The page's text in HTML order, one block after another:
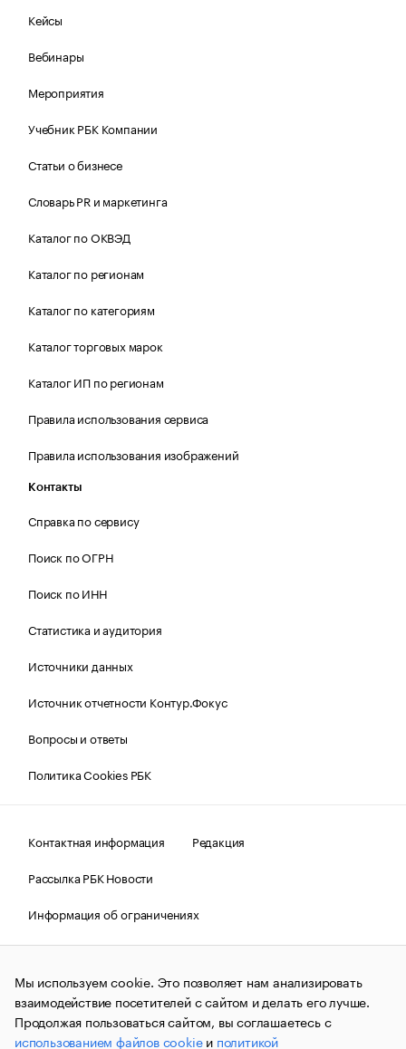
Кейсы
Вебинары
Мероприятия
Учебник РБК Компании
Статьи о бизнесе
Словарь PR и маркетинга
Каталог по ОКВЭД
Каталог по регионам
Каталог по категориям
Каталог торговых марок
Каталог ИП по регионам
Правила использования сервиса
Правила использования изображений
Контакты
Справка по сервису
Поиск по ОГРН
Поиск по ИНН
Статистика и аудитория
Источники данных
Источник отчетности Контур.Фокус
Вопросы и ответы
Политика Cookies РБК
Контактная информация
Редакция
Рассылка РБК Новости
Информация об ограничениях
Правовая информация
О соблюдении авторских прав
© АО «РОСБИЗНЕСКОНСАЛТИНГ»,1995–2026.Сообщения
и материалы информационного агентства «РБК»
(зарегистрировано Федеральной службой по надзору в сфере
связи, информационных технологий и массовых
коммуникаций (Роскомнадзор) 09.12.2015 за номером ИА
Мы используем cookie. Это позволяет нам анализировать
взаимодействие посетителей с сайтом и делать его лучше.
Продолжая пользоваться сайтом, вы соглашаетесь с
использованием файлов cookieи политикой